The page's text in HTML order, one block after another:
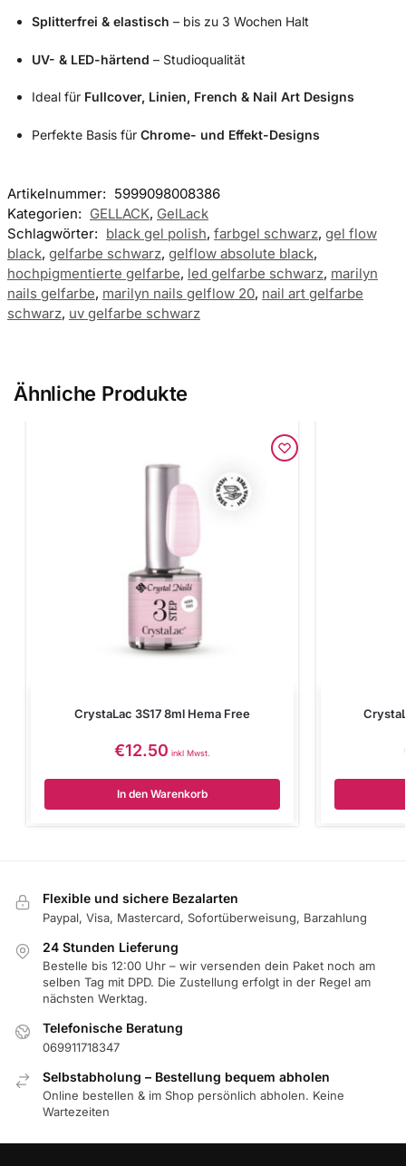
Splitterfrei & elastisch – bis zu 3 Wochen Halt
UV- & LED-härtend – Studioqualität
Ideal für Fullcover, Linien, French & Nail Art Designs
Perfekte Basis für Chrome- und Effekt-Designs
Artikelnummer: 5999098008386
Kategorien: GELLACK, GelLack
Schlagwörter: black gel polish, farbgel schwarz, gel flow
black, gelfarbe schwarz, gelflow absolute black,
hochpigmentierte gelfarbe, led gelfarbe schwarz, marilyn
nails gelfarbe, marilyn nails gelflow 20, nail art gelfarbe
schwarz, uv gelfarbe schwarz
Ähnliche Produkte
CrystaLac 3S17 8ml Hema Free
€12.50 inkl Mwst.
In den Warenkorb
Flexible und sichere Bezalarten
Paypal, Visa, Mastercard, Sofortüberweisung, Barzahlung
24 Stunden Lieferung
Bestelle bis 12:00 Uhr – wir versenden dein Paket noch am
selben Tag mit DPD. Die Zustellung erfolgt in der Regel am
nächsten Werktag.
Telefonische Beratung
069911718347
Selbstabholung – Bestellung bequem abholen
Online bestellen & im Shop persönlich abholen. Keine
Wartezeiten